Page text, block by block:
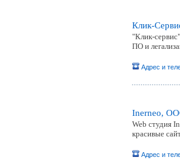
Клик-
"Клик-
ПО и
Адрес и
Inerneo,
Web студия
красивые
Адрес и